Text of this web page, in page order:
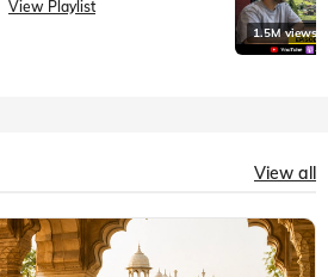
View Playlist
1.5M views
View all